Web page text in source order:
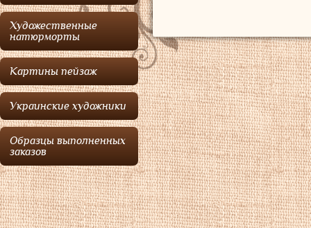
Художественные
натюрморты
Картины пейзаж
Украинские художники
Образцы выполненных
заказов